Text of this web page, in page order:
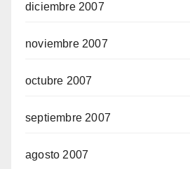
diciembre 2007
noviembre 2007
octubre 2007
septiembre 2007
agosto 2007